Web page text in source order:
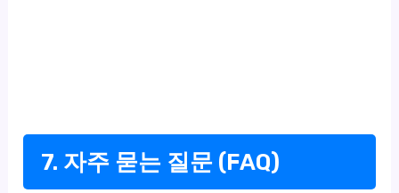
7. 자주 묻는 질문 (FAQ)